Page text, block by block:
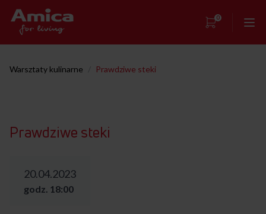
0
Strona główna
Warsztaty kulinarne Prawdziwe steki
Prawdziwe steki
20.04.2023
godz. 18:00